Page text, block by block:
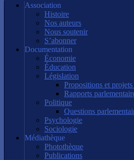
Association
Histoire
Nos auteurs
Nous soutenir
S’abonner
Documentation
Économie
Éducation
Législation
Propositions et
Rapports
Politique
Questions
Psychologie
Sociologie
Médiathèque
Photothèque
Publications